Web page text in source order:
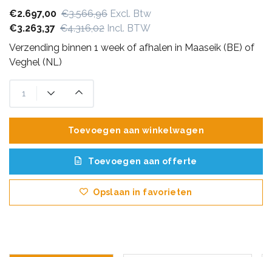
€2.697,00 €3.566,96 Excl. Btw
€3.263,37 €4.316,02 Incl. BTW
Verzending binnen 1 week of afhalen in Maaseik (BE) of
Veghel (NL)
Toevoegen aan winkelwagen
Toevoegen aan offerte
Opslaan in favorieten